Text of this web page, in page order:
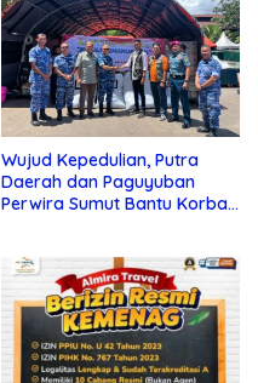
Wujud Kepedulian, Putra
Daerah dan Paguyuban
Perwira Sumut Bantu Korban